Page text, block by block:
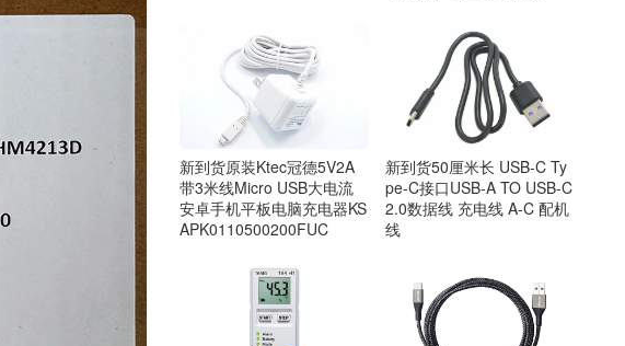
新到货原装Ktec冠德5V2A
带3米线Micro USB大电流
安卓手机平板电脑充电器KS
APK0110500200FUC
新到货50厘米长 USB-C Ty
pe-C接口USB-A TO USB-C
2.0数据线 充电线 A-C 配机
线